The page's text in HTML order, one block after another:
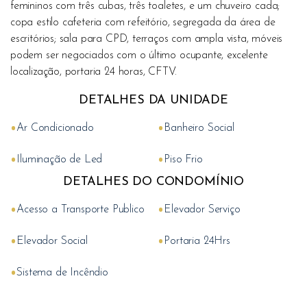
femininos com três cubas, três toaletes, e um chuveiro cada;
copa estilo cafeteria com refeitório, segregada da área de
escritórios; sala para CPD, terraços com ampla vista, móveis
podem ser negociados com o último ocupante, excelente
localização, portaria 24 horas, CFTV.
DETALHES DA UNIDADE
•Ar Condicionado • Banheiro Social
• Iluminação de Led • Piso Frio
DETALHES DO CONDOMÍNIO
•Acesso a Transporte Publico • Elevador Serviço
• Elevador Social • Portaria 24Hrs
•Sistema de Incêndio